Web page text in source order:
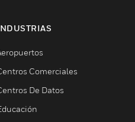
Comerciales
De Datos